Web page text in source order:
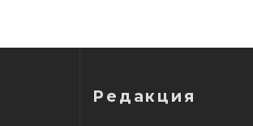
Редакция